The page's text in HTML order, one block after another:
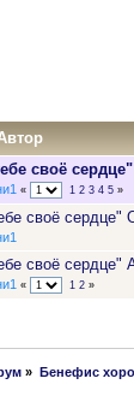
своё
« 1 2 3 4 5 »
своё сердце"
своё сердце"
« 1 2 »
» Бенефис